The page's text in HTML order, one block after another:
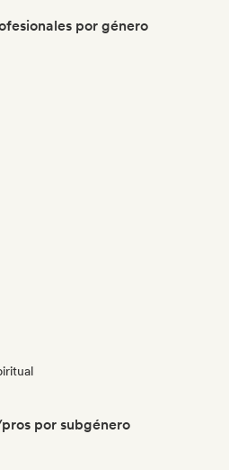
por género
por subgénero